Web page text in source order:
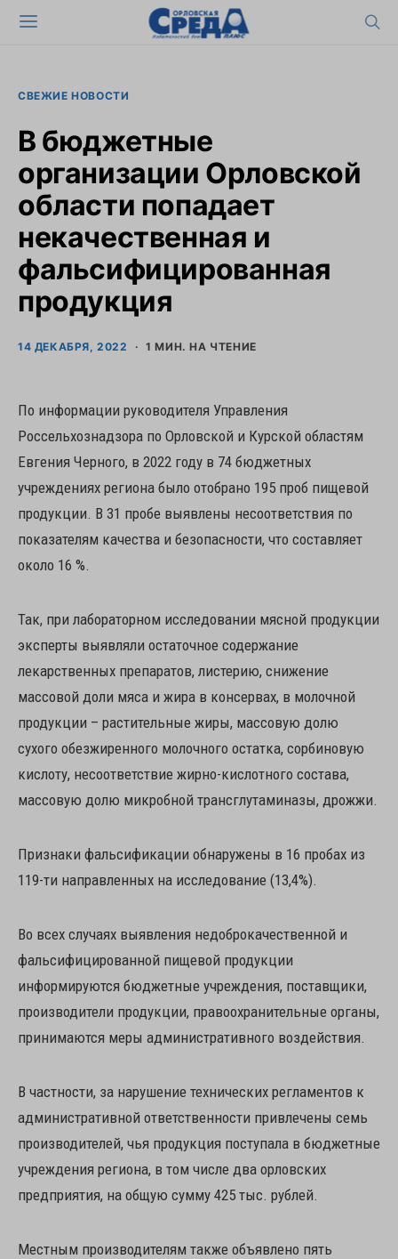
СВЕЖИЕ НОВОСТИ
В бюджетные
организации Орловской
области попадает
некачественная и
фальсифицированная
продукция
14 ДЕКАБРЯ, 2022 1 МИН. НА ЧТЕНИЕ
По информации руководителя Управления
Россельхознадзора по Орловской и Курской областям
Евгения Черного, в 2022 году в 74 бюджетных
учреждениях региона было отобрано 195 проб пищевой
продукции. В 31 пробе выявлены несоответствия по
показателям качества и безопасности, что составляет
около 16 %.
Так, при лабораторном исследовании мясной продукции
эксперты выявляли остаточное содержание
лекарственных препаратов, листерию, снижение
массовой доли мяса и жира в консервах, в молочной
продукции – растительные жиры, массовую долю
сухого обезжиренного молочного остатка, сорбиновую
кислоту, несоответствие жирно-кислотного состава,
массовую долю микробной трансглутаминазы, дрожжи.
Признаки фальсификации обнаружены в 16 пробах из
119-ти направленных на исследование (13,4%).
Во всех случаях выявления недоброкачественной и
фальсифицированной пищевой продукции
информируются бюджетные учреждения, поставщики,
производители продукции, правоохранительные органы,
принимаются меры административного воздействия.
В частности, за нарушение технических регламентов к
административной ответственности привлечены семь
производителей, чья продукция поступала в бюджетные
учреждения региона, в том числе два орловских
предприятия, на общую сумму 425 тыс. рублей.
Местным производителям также объявлено пять